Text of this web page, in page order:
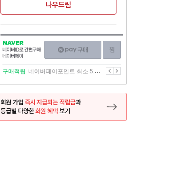
나우드림
NAVER
네이버
ID로
간편구매
네이버페이
구매하기
이전
구매적립 네이버페이포인트 최소 5.5% 적립 다음
회원 가입 즉시 지급되는 적립금과
등급별 다양한회원 혜택 보기